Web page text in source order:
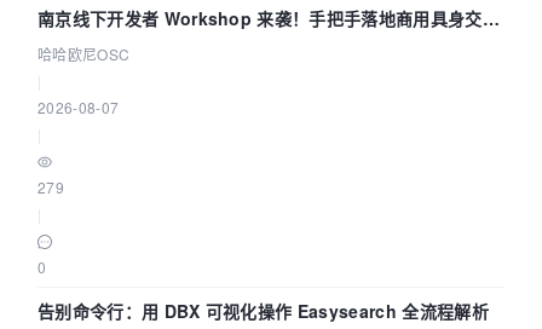
南京线下开发者 Workshop 来袭！手把手落地商用具身交互
智能 Agent 应用
哈哈欧尼OSC
2026-08-07
279
0
告别命令行：用 DBX 可视化操作 Easysearch 全流程解析